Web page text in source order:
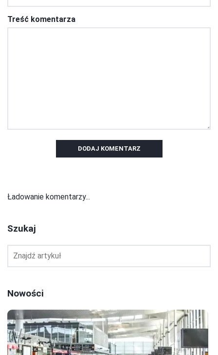
Treść komentarza
DODAJ KOMENTARZ
Ładowanie komentarzy...
Szukaj
Nowości